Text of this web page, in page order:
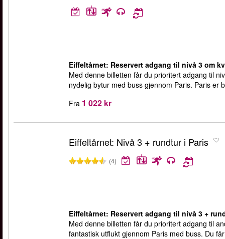
Eiffeltårnet: Reservert adgang til nivå 3 om
Med denne billetten får du prioritert adgang til
nydelig bytur med buss gjennom Paris. Paris er
Fra 1 022 kr
Eiffeltårnet: Nivå 3 + rundtur i Paris
(4)
Eiffeltårnet: Reservert adgang til nivå 3 +
Med denne billetten får du prioritert adgang til
fantastisk utflukt gjennom Paris med buss. Du